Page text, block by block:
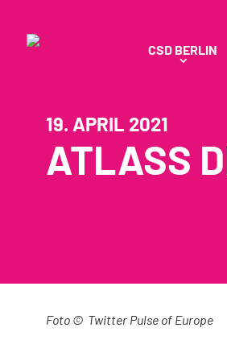
CSD BERLIN
19. APRIL 2021
ATLASS
Foto © Twitter Pulse of Europe